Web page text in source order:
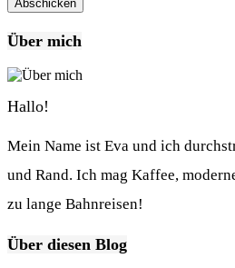
Über mich
Hallo!
Mein Name ist Eva und ich
und Rand. Ich mag Kaffee,
zu lange Bahnreisen!
Über diesen Blog